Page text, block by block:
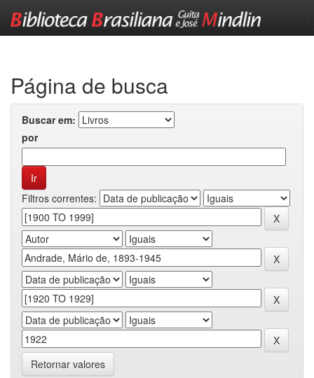
Página de busca
Buscar em:
por
Filtros correntes:
Retornar valores